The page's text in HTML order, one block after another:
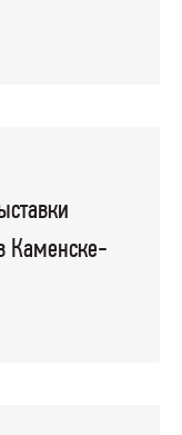
Каменске-